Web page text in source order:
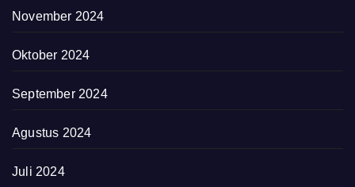
November 2024
Oktober 2024
September 2024
Agustus 2024
Juli 2024